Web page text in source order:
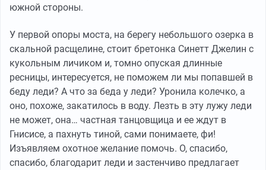
южной стороны.
У первой опоры моста, на берегу небольшого озерка в
скальной расщелине, стоит бретонка Синетт Джелин с
кукольным личиком и, томно опуская длинные
ресницы, интересуется, не поможем ли мы попавшей в
беду леди? А что за беда у леди? Уронила колечко, а
оно, похоже, закатилось в воду. Лезть в эту лужу леди
не может, она… частная танцовщица и ее ждут в
Гнисисе, а пахнуть тиной, сами понимаете, фи!
Изъявляем охотное желание помочь. О, спасибо,
спасибо, благодарит леди и застенчиво предлагает